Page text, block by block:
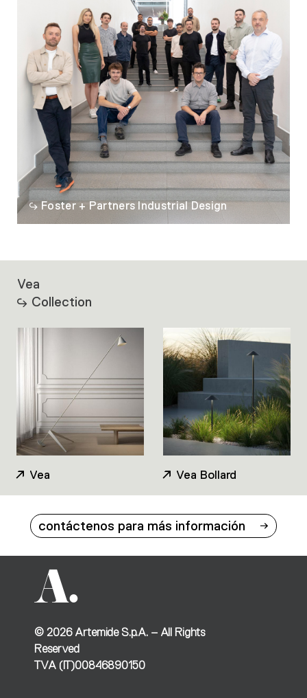
Foster + Partners Industrial Design
Vea
Collection
Vea Vea Bollard
contáctenos para más información
© 2026Artemide S.p.A. – All Rights
Reserved
TVA (IT)00846890150